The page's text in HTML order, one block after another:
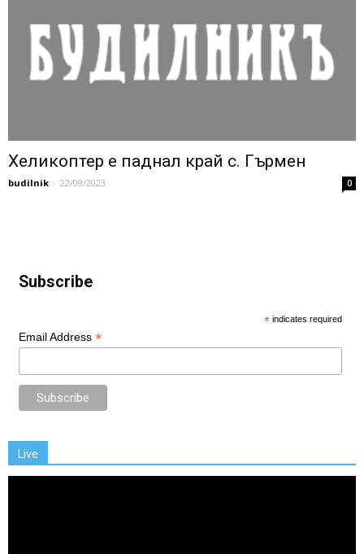
Хеликоптер е паднал край с. Гърмен
budilnik - 22/09/2023 0
Subscribe
* indicates required
Email Address *
Live